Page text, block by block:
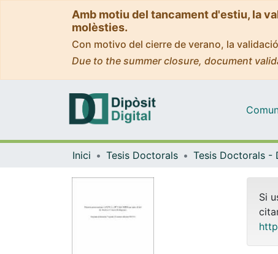
Amb motiu del tancament d'estiu, la
molèsties.
Con motivo del cierre de verano, la
Due to the summer closure, document
Inici Tesis Doctorals
Si